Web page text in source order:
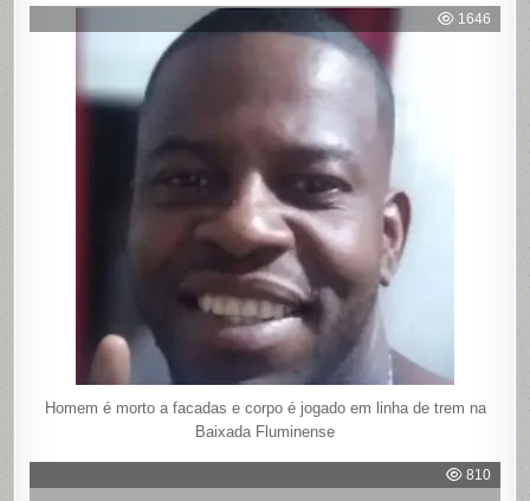
1646
Homem é morto a facadas e corpo é jogado em linha de trem na
Baixada Fluminense
810